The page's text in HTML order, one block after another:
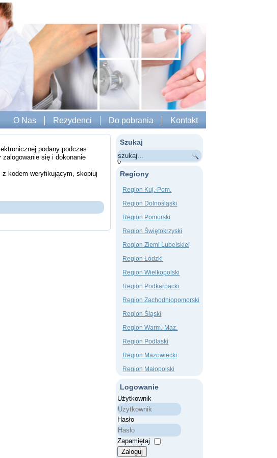
O Nas Rezydenci Do pobrania Kontakt
podany podczas
się i dokonanie
kodem weryfikującym, skopiuj
Szukaj
0
Regiony
Region Kuj.-Pom.
Region Dolnośląski
Region Pomorski
Region Świętokrzyski
Region Ziemi Lubelskiej
Region Łódzki
Region Wielkopolski
Region Podkarpacki
Region Zachodniopomorski
Region Śląski
Region Warm.-Maz.
Region Podlaski
Region Mazowiecki
Region Małopolski
Logowanie
Użytkownik
Hasło
Zapamiętaj
Zaloguj